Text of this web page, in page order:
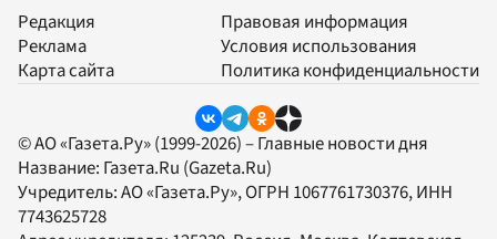
Редакция
Реклама
Карта сайта
Правовая информация
Условия использования
Политика конфиденциальности
© АО «Газета.Ру» (1999-2026) – Главные новости дня
Название: Газета.Ru (Gazeta.Ru)
Учредитель:АО «Газета.Ру», ОГРН 1067761730376, ИНН
7743625728